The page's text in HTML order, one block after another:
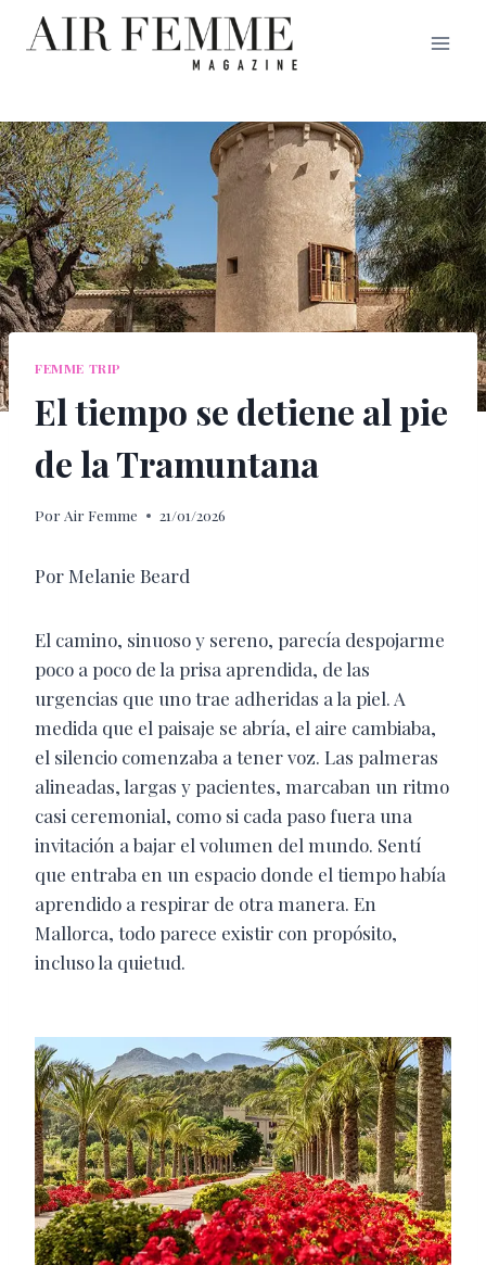
Saltar
FEMME TRIP
El tiempo se detiene al pie
de la Tramuntana
Por Air Femme 21/01/2026
Por Melanie Beard
El camino, sinuoso y sereno, parecía despojarme
poco a poco de la prisa aprendida, de las
urgencias que uno trae adheridas a la piel. A
medida que el paisaje se abría, el aire cambiaba,
el silencio comenzaba a tener voz. Las palmeras
alineadas, largas y pacientes, marcaban un ritmo
casi ceremonial, como si cada paso fuera una
invitación a bajar el volumen del mundo. Sentí
que entraba en un espacio donde el tiempo había
aprendido a respirar de otra manera. En
Mallorca, todo parece existir con propósito,
incluso la quietud.